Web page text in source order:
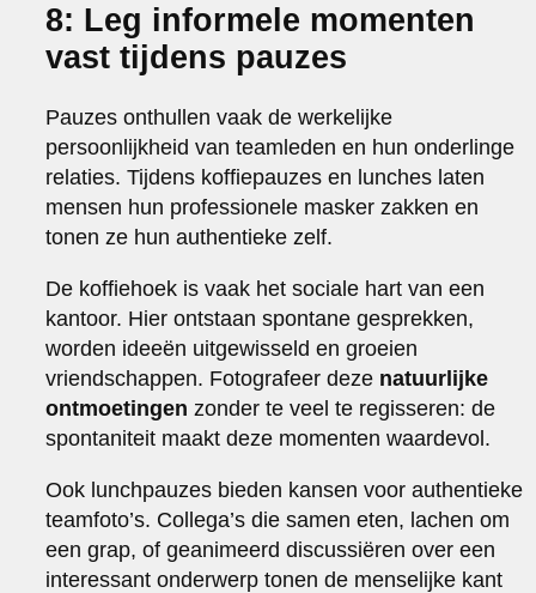
8: Leg informele momenten
vast tijdens pauzes
Pauzes onthullen vaak de werkelijke
persoonlijkheid van teamleden en hun onderlinge
relaties. Tijdens koffiepauzes en lunches laten
mensen hun professionele masker zakken en
tonen ze hun authentieke zelf.
De koffiehoek is vaak het sociale hart van een
kantoor. Hier ontstaan spontane gesprekken,
worden ideeën uitgewisseld en groeien
vriendschappen. Fotografeer deze natuurlijke
ontmoetingen zonder te veel te regisseren: de
spontaniteit maakt deze momenten waardevol.
Ook lunchpauzes bieden kansen voor authentieke
teamfoto’s. Collega’s die samen eten, lachen om
een grap, of geanimeerd discussiëren over een
interessant onderwerp tonen de menselijke kant